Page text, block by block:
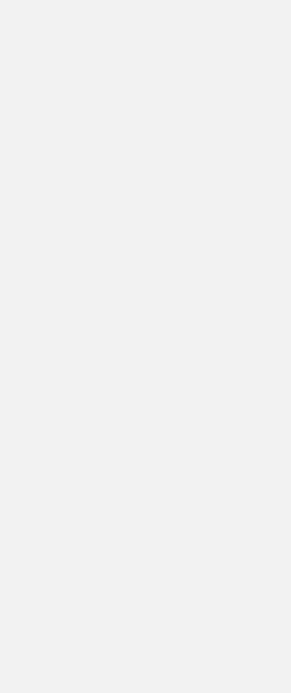
- Stick
- DTG (digitaler
to Foil - der DTF
ist eine komplett
Texte oder Grafiken
zu transferieren
- Abishirts bedrucken
bedrucken -
- Turnbeutel
- Tour merchandise
- Gestaltung